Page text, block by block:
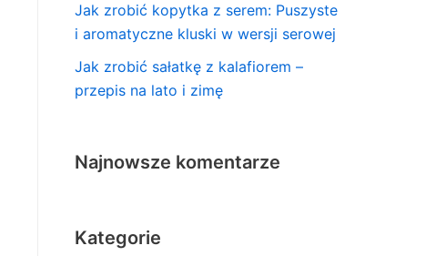
Jak zrobić kopytka z serem: Puszyste
i aromatyczne kluski w wersji serowej
Jak zrobić sałatkę z kalafiorem –
przepis na lato i zimę
Najnowsze komentarze
Kategorie